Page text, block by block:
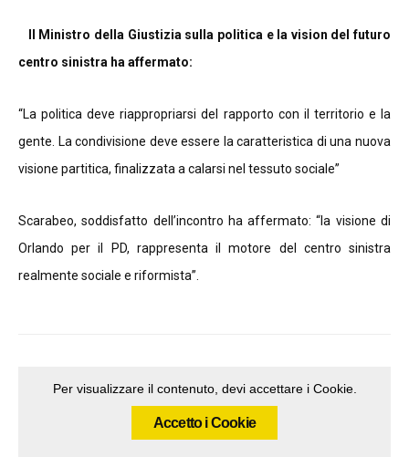
Il Ministro della Giustizia sulla politica e la vision del futuro
centro sinistra ha affermato:
“La politica deve riappropriarsi del rapporto con il territorio e la
gente. La condivisione deve essere la caratteristica di una nuova
visione partitica, finalizzata a calarsi nel tessuto sociale”
Scarabeo, soddisfatto dell’incontro ha affermato: “la visione di
Orlando per il PD, rappresenta il motore del centro sinistra
realmente sociale e riformista”.
Per visualizzare il contenuto, devi accettare i Cookie.
Accetto i Cookie